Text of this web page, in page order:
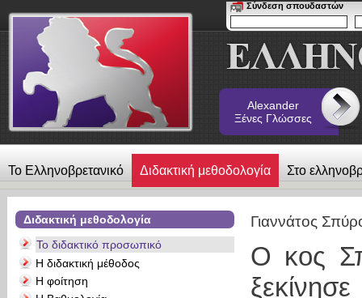
Σύνδεση σπουδαστών
Alexander
Ξένες Γλώσσες
Το Ελληνοβρετανικό Διδακτική μεθοδολογία Στο
λεύκωμα Επικοινωνία Alexander Ξένες Γλώσσες
Διδακτική μεθοδολογία
Το διδακτικό προσωπικό
Η διδακτική μέθοδος
Η φοίτηση
Γιαννάτος
Ο κος